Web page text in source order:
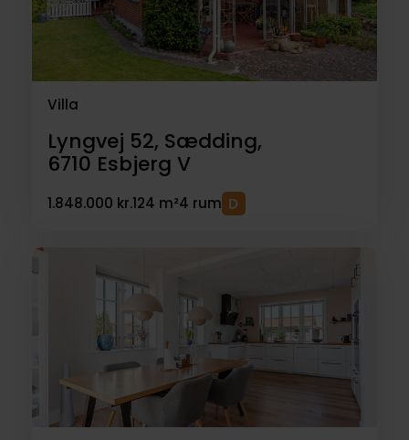
Villa
Lyngvej 52, Sædding,
6710 Esbjerg V
1.848.000 kr.124 m²4 rum